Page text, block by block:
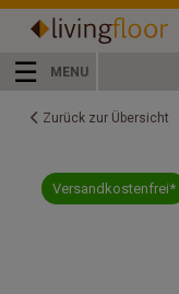
☰ MENU
Zurück zur Übersicht
Versandkostenfrei*